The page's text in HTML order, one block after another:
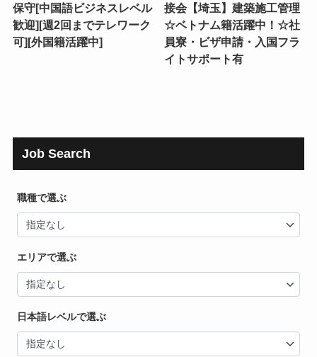
保守[中国語ビジネスレベル
歓迎][週2回までテレワーク
可][外国籍活躍中]
接会【埼玉】建築施工管理
☆ベトナム籍活躍中！☆社
員寮・ビザ申請・入国フラ
イトサポート有
Job Search
職種で選ぶ
エリアで選ぶ
日本語レベルで選ぶ